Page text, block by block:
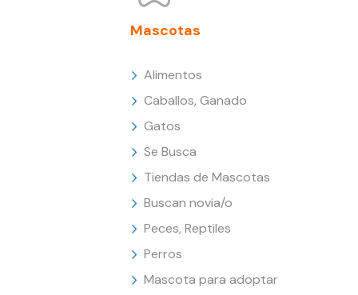
Mascotas
Alimentos
Caballos, Ganado
Gatos
Se Busca
Tiendas de Mascotas
Buscan novia/o
Peces, Reptiles
Perros
Mascota para adoptar